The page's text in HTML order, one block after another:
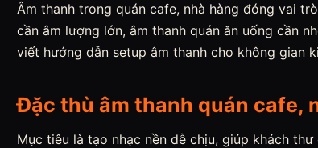
Âm thanh trong quán cafe, nhà hàng đóng vai
cần âm lượng lớn, âm thanh quán ăn uống cần
viết hướng dẫn setup âm thanh cho không gian
Đặc thù âm thanh quán cafe,
Mục tiêu là tạo nhạc nền dễ chịu, giúp khách